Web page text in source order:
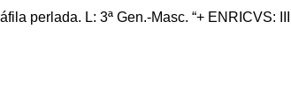
perlada. L: 3ª Gen.-Masc. “+ ENRICVS: